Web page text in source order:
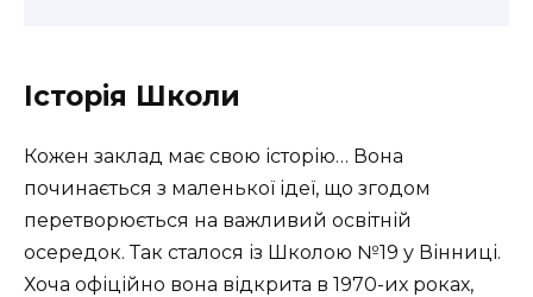
Історія Школи
Кожен заклад має свою історію… Вона
починається з маленької ідеї, що згодом
перетворюється на важливий освітній
осередок. Так сталося із Школою №19 у Вінниці.
Хоча офіційно вона відкрита в 1970-их роках,